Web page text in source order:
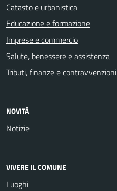
Catasto e urbanistica
Educazione e formazione
Imprese e commercio
Salute, benessere e assistenza
Tributi, finanze e contravvenzioni
NOVITÀ
Notizie
VIVERE IL COMUNE
Luoghi